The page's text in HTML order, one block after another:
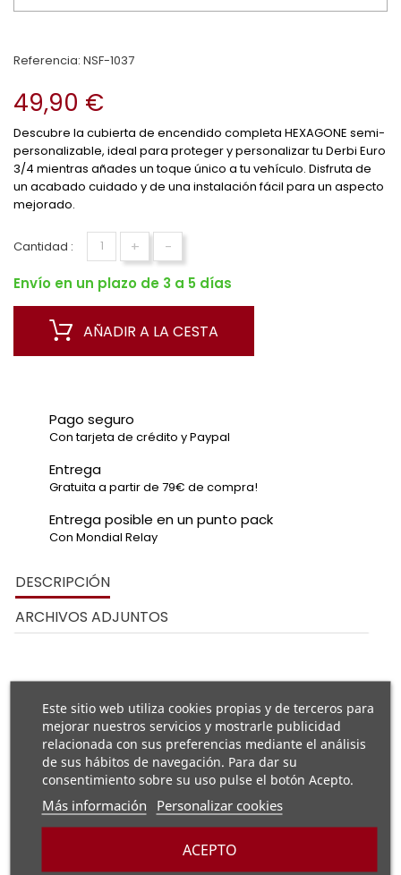
Este sitio web utiliza cookies propias y de terceros para
mejorar nuestros servicios y mostrarle publicidad
relacionada con sus preferencias mediante el análisis
de sus hábitos de navegación. Para dar su
consentimiento sobre su uso pulse el botón Acepto.
Más información Personalizar cookies
ACEPTO
Referencia: NSF-1037
49,90 €
Descubre la cubierta de encendido completa HEXAGONE semi-
personalizable, ideal para proteger y personalizar tu Derbi Euro
3/4 mientras añades un toque único a tu vehículo. Disfruta de
un acabado cuidado y de una instalación fácil para un aspecto
mejorado.
Cantidad : +
-
Envío en un plazo de 3 a 5 días
AÑADIR A LA CESTA
Pago seguro
Con tarjeta de crédito y Paypal
Entrega
Gratuita a partir de 79€ de compra!
Entrega posible en un punto pack
Con Mondial Relay
DESCRIPCIÓN
ARCHIVOS ADJUNTOS
tapa de encendido 3D semi-
personalizado HEXAGONE
motores Derbi
Euro 3